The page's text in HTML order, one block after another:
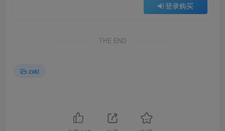
登录购买
THE END
zxkt